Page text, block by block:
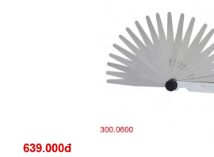
639.000đ